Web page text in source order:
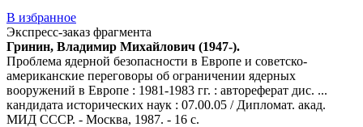
В избранное
Экспресс-заказ фрагмента
Гринин, Владимир Михайлович (1947-).
Проблема ядерной безопасности в Европе и советско-
американские переговоры об ограничении ядерных
вооружений в Европе : 1981-1983 гг. : автореферат дис. ...
кандидата исторических наук : 07.00.05 / Дипломат. акад.
МИД СССР. - Москва, 1987. - 16 с.